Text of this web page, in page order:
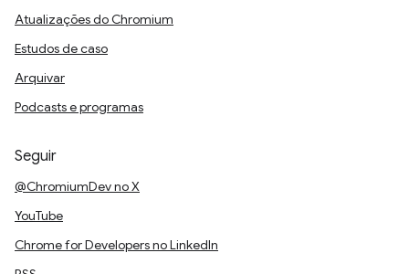
Atualizações do Chromium
Estudos de caso
Arquivar
Podcasts e programas
Seguir
@ChromiumDev no X
YouTube
Chrome for Developers no LinkedIn